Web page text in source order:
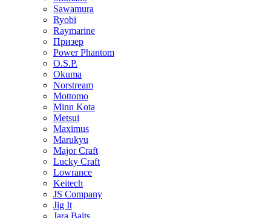
Sawamura
Ryobi
Raymarine
Призер
Power Phantom
O.S.P.
Okuma
Norstream
Mottomo
Minn Kota
Metsui
Maximus
Marukyu
Major Craft
Lucky Craft
Lowrance
Keitech
JS Company
Jig It
Jara Baits